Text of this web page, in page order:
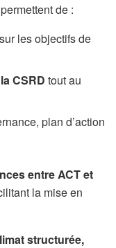
de :
les objectifs de
CSRD tout au
plan d’action
entre ACT et
la mise en
structurée,